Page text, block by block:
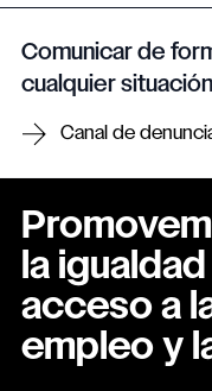
Comunicar de
cualquier
Canal de
la
acceso a
empleo y